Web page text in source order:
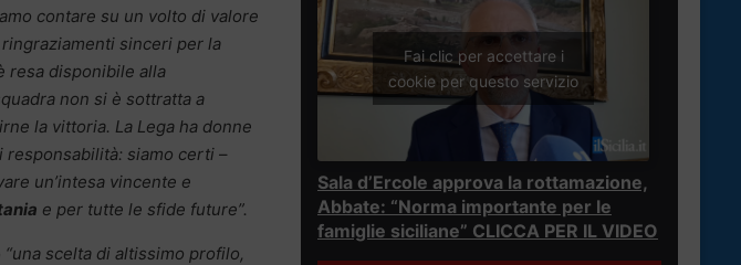
contare su un volto di valore
sinceri per la
resa disponibile alla
non si è sottratta a
la vittoria. La Lega ha donne
responsabilità: siamo certi –
un’intesa vincente e
e per tutte le sfide future”.
“una scelta di altissimo profilo,
Fai clic per accettare i
cookie per questo servizio
Sala d’Ercole approva la rottamazione,
Abbate: “Norma importante per le
famiglie siciliane” CLICCA PER IL VIDEO